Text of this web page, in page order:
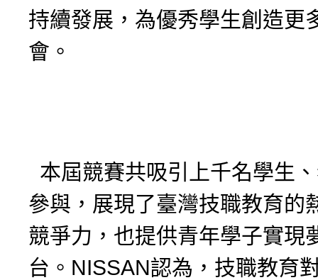
持續發展，為優秀學生創造更
會。
本屆競賽共吸引上千名學生
參與，展現了臺灣技職教育的
競爭力，也提供青年學子實現
台。NISSAN認為，技職教育